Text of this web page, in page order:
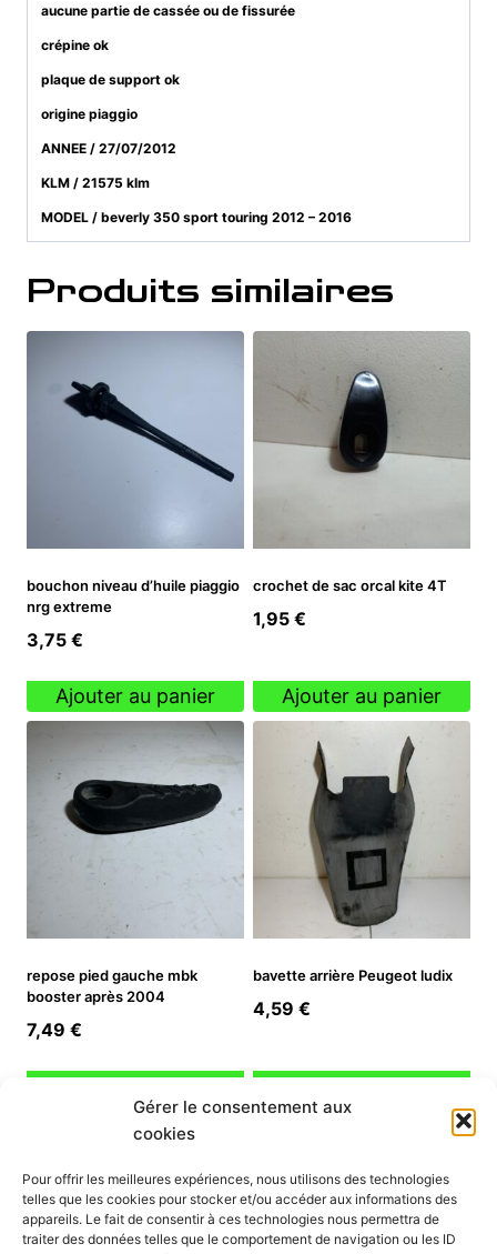
Gérer le consentement aux
cookies
Pour offrir les meilleures expériences, nous utilisons des technologies
telles que les cookies pour stocker et/ou accéder aux informations des
appareils. Le fait de consentir à ces technologies nous permettra de
traiter des données telles que le comportement de navigation ou les ID
aucune partie de cassée ou de fissurée
crépine ok
plaque de support ok
origine piaggio
ANNEE / 27/07/2012
KLM / 21575 klm
MODEL / beverly 350 sport touring 2012 – 2016
Produits similaires
bouchon niveau d’huile piaggio
nrg extreme
3,75 €
Ajouter au panier
crochet de sac orcal kite 4T
1,95 €
Ajouter au panier
repose pied gauche mbk
booster après 2004
7,49 €
bavette arrière Peugeot ludix
4,59 €
INFORMATION
Mon compte
Nous contacter